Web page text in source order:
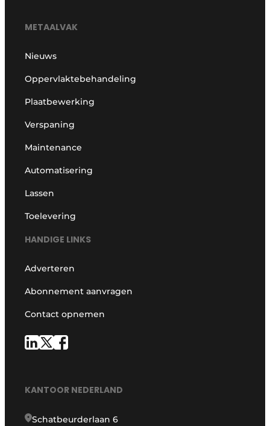
METAALVAK
Nieuws
Oppervlaktebehandeling
Plaatbewerking
Verspaning
Maintenance
Automatisering
Lassen
Toelevering
HANDIGE LINKS
Adverteren
Abonnement aanvragen
Contact opnemen
KANTOOR NEDERLAND
Schatbeurderlaan 6